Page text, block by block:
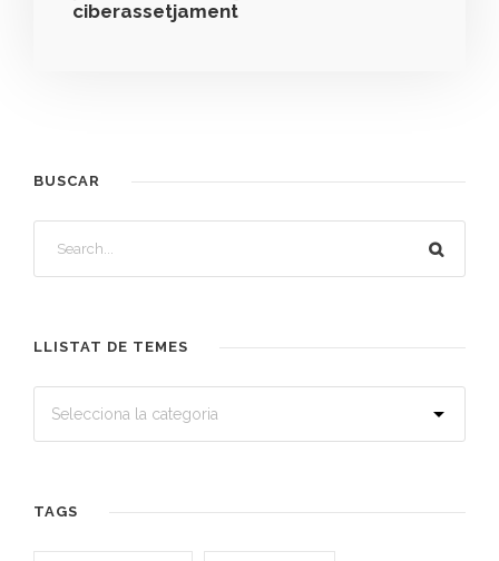
ciberassetjament
BUSCAR
LLISTAT DE TEMES
TAGS